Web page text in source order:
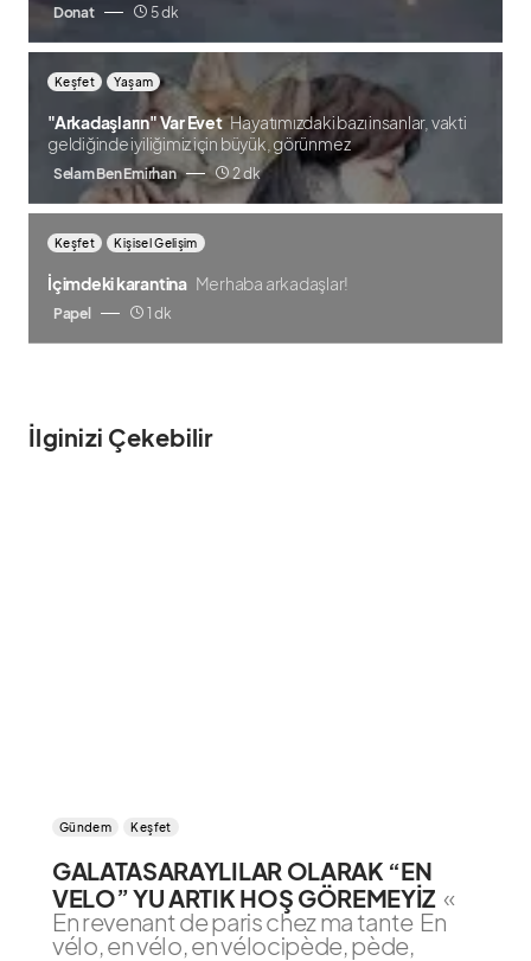
Donat 5 dk
Keşfet Yaşam
"Arkadaşların" Var Evet Hayatımızdaki bazı insanlar, vakti
geldiğinde iyiliğimiz için büyük, görünmez
Selam Ben Emirhan 2 dk
Keşfet Kişisel Gelişim
İçimdeki karantina Merhaba arkadaşlar!
Papel 1 dk
İlginizi Çekebilir
Gündem Keşfet
GALATASARAYLILAR OLARAK “EN
VELO” YU ARTIK HOŞ GÖREMEYİZ «
En revenant de paris chez ma tante En
vélo, en vélo, en vélocipède, pède,